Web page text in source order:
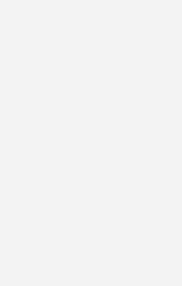
ist CPC Germania
der
für seine
und
werden gemäß der
gemeinsame Inhaber-
Gemeinde ein Drittel
Gemeinden auch